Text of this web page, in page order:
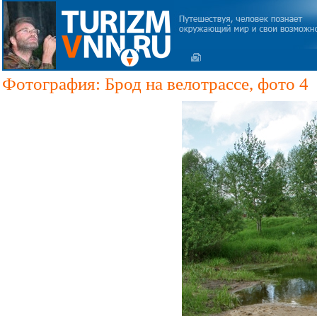
Фотография: Брод на велотрассе, фото 4